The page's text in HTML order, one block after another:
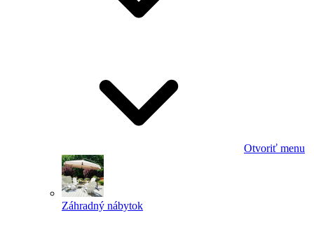
Otvoriť menu
Záhradný nábytok